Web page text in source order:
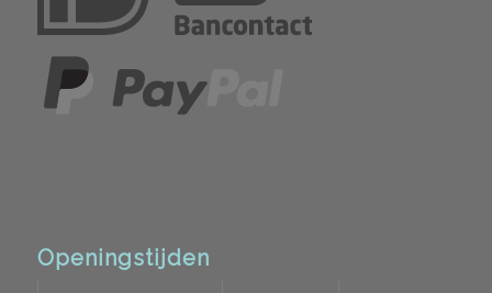
Openingstijden